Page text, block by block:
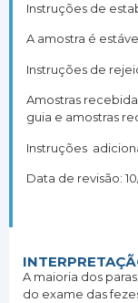
Instruções de
A amostra é
Instruções de
Amostras
guia e amostras
Instruções
Data de revisão: 10/
A maioria dos
do exame das